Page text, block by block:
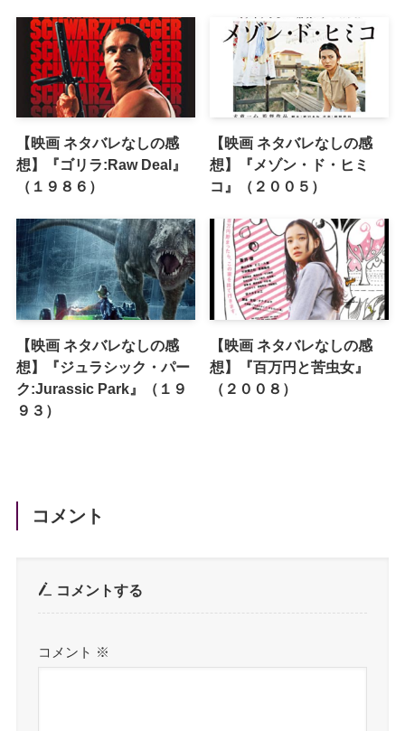
【映画 ネタバレなしの感
想】『ゴリラ:Raw Deal』
（１９８６）
【映画 ネタバレなしの感
想】『メゾン・ド・ヒミ
コ』（２００５）
【映画 ネタバレなしの感
想】『ジュラシック・パー
ク:Jurassic Park』（１９
９３）
【映画 ネタバレなしの感
想】『百万円と苦虫女』
（２００８）
コメント
コメントする
コメント ※